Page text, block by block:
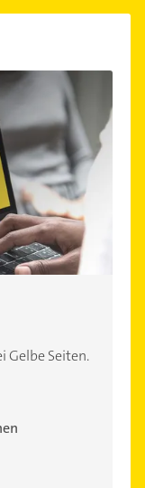
Gelbe Seiten.